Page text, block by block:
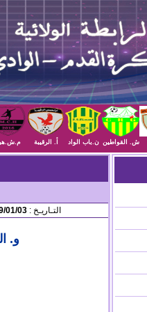
ش. القواطين ن.باب الواد أ. الرقيبة
التـاريـخ : 01/03
و.